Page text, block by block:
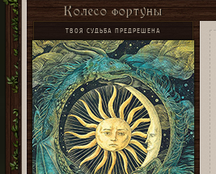
Колесо фортуны
ТВОЯ СУДЬБА ПРЕДРЕШЕНА